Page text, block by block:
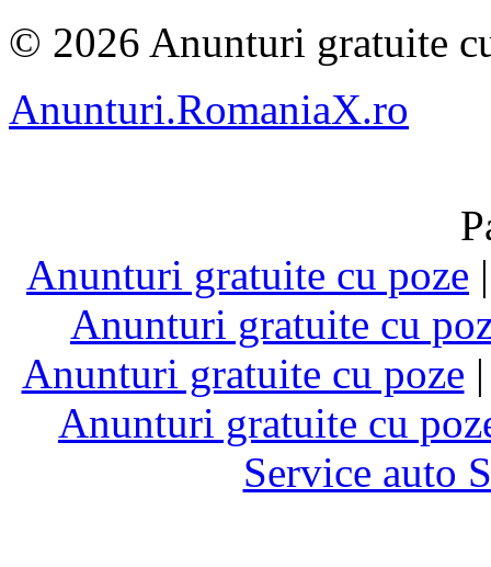
© 2026 Anunturi gratuite
Anunturi.RomaniaX.ro
Anunturi gratuite cu poze
Anunturi gratuite cu
Anunturi gratuite cu poze
Anunturi gratuite cu
Service auto